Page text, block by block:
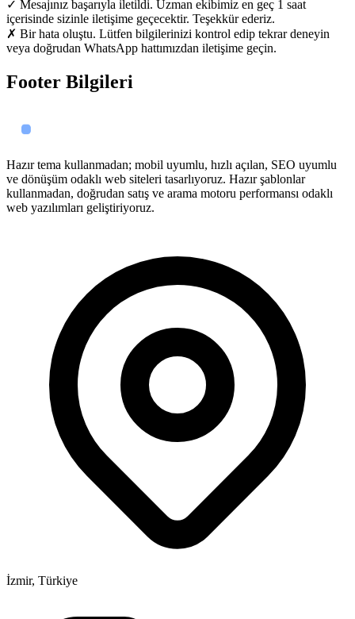
✓ Mesajınız başarıyla iletildi. Uzman ekibimiz en geç 1 saat
içerisinde sizinle iletişime geçecektir. Teşekkür ederiz.
✗ Bir hata oluştu. Lütfen bilgilerinizi kontrol edip tekrar deneyin
veya doğrudan WhatsApp hattımızdan iletişime geçin.
Footer Bilgileri
Hazır tema kullanmadan; mobil uyumlu, hızlı açılan, SEO uyumlu
ve dönüşüm odaklı web siteleri tasarlıyoruz. Hazır şablonlar
kullanmadan, doğrudan satış ve arama motoru performansı odaklı
web yazılımları geliştiriyoruz.
İzmir, Türkiye